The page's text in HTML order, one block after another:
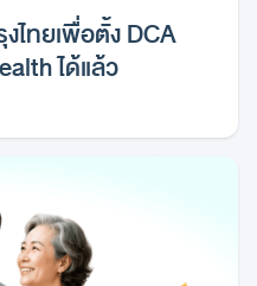
ทยเพื่อตั้ง DCA
ได้แล้ว